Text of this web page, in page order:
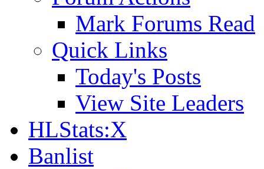
Mark Forums Read
Quick Links
Today's Posts
View Site Leaders
HLStats:X
Banlist